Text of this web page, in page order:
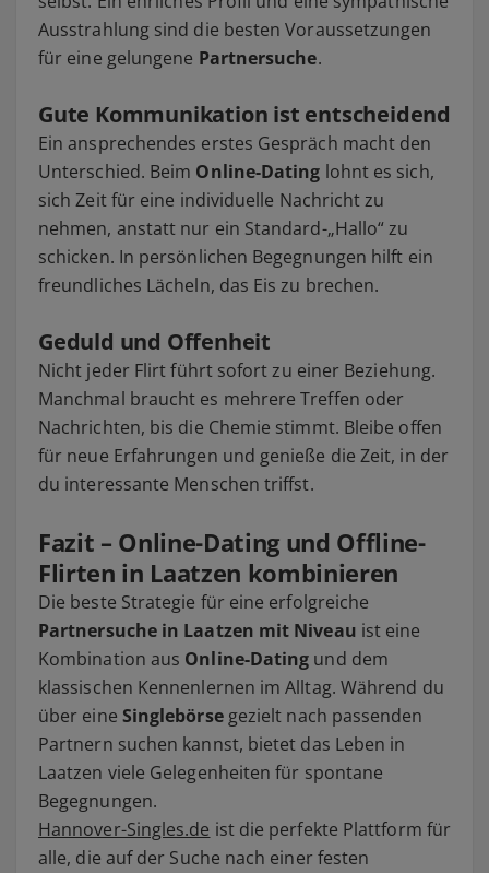
Ausstrahlung sind die besten Voraussetzungen
für eine gelungene Partnersuche.
Gute Kommunikation ist entscheidend
Ein ansprechendes erstes Gespräch macht den
Unterschied. Beim Online-Dating lohnt es sich,
sich Zeit für eine individuelle Nachricht zu
nehmen, anstatt nur ein Standard-„Hallo“ zu
schicken. In persönlichen Begegnungen hilft ein
freundliches Lächeln, das Eis zu brechen.
Geduld und Offenheit
Nicht jeder Flirt führt sofort zu einer Beziehung.
Manchmal braucht es mehrere Treffen oder
Nachrichten, bis die Chemie stimmt. Bleibe offen
für neue Erfahrungen und genieße die Zeit, in der
du interessante Menschen triffst.
Fazit – Online-Dating und Offline-
Flirten in Laatzen kombinieren
Die beste Strategie für eine erfolgreiche
Partnersuche in Laatzen mit Niveau ist eine
Kombination aus Online-Dating und dem
klassischen Kennenlernen im Alltag. Während du
über eine Singlebörsegezielt nach passenden
Partnern suchen kannst, bietet das Leben in
Laatzen viele Gelegenheiten für spontane
Begegnungen.
Hannover-Singles.de ist die perfekte Plattform für
alle, die auf der Suche nach einer festen